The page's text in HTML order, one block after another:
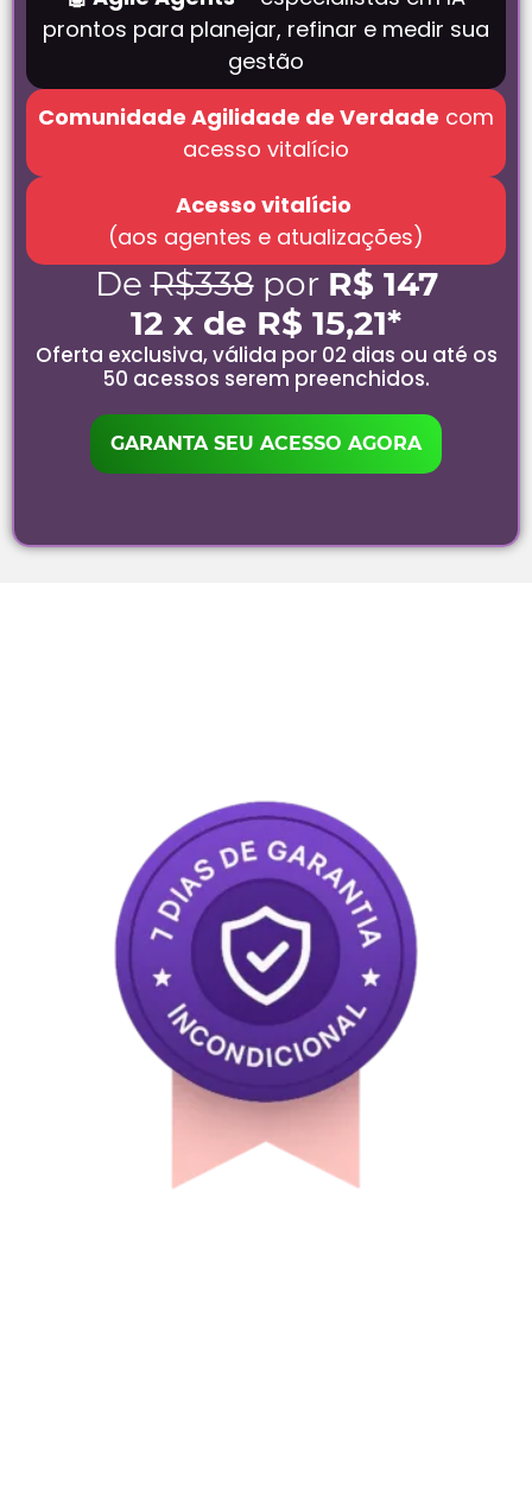
prontos para planejar, refinar e medir sua
gestão
Comunidade Agilidade de Verdade com
acesso vitalício
Acesso vitalício
(aos agentes e atualizações)
DeR$338por R$ 147
12 x de R$ 15,21*
Oferta exclusiva, válida por 02 dias ou até os
50 acessos serem preenchidos.
GARANTA SEU ACESSO AGORA